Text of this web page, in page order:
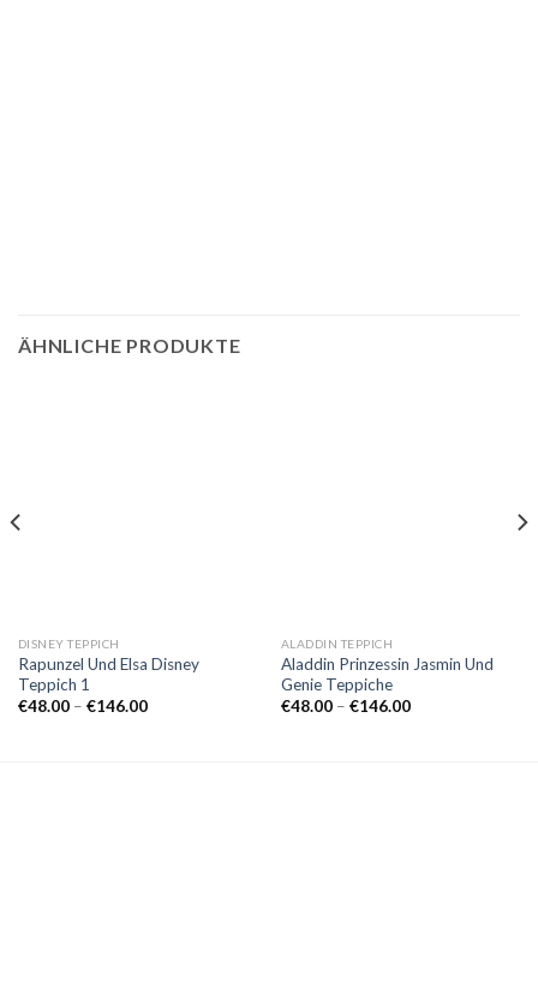
ÄHNLICHE PRODUKTE
DISNEY TEPPICH
Rapunzel Und Elsa Disney
Teppich 1
€48.00 – €146.00Preisspanne:
ALADDIN TEPPICH
Aladdin Prinzessin Jasmin Und
Genie Teppiche
€48.00 – €146.00Preisspanne: